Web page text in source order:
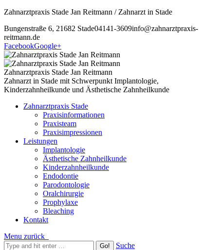
Zahnarztpraxis Stade Jan Reitmann / Zahnarzt in Stade
Bungenstraße 6, 21682 Stade04141-3609info@zahnarztpraxis-
reitmann.de
FacebookGoogle+
Zahnarztpraxis Stade Jan Reitmann
Zahnarzt in Stade mit Schwerpunkt Implantologie,
Kinderzahnheilkunde und Ästhetische Zahnheilkunde
Zahnarztpraxis Stade
Praxisinformationen
Praxisteam
Praxisimpressionen
Leistungen
Implantologie
Ästhetische Zahnheilkunde
Kinderzahnheilkunde
Endodontie
Parodontologie
Oralchirurgie
Prophylaxe
Bleaching
Kontakt
Menu zurück
Suche